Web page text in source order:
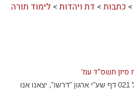
> כתבות > דת ויהדות >לימוד תורה
לקראת "המבחן המסכם" על 021 דף שע"י ארגון "דרשו", יצאנו אנו